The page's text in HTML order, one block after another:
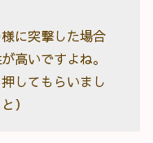
に突撃した場合
高いですよね。
してもらいまし
）